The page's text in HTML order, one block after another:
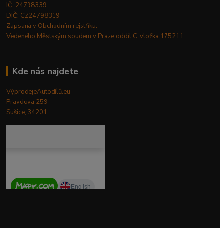
IČ: 24798339
DIČ: CZ24798339
Zapsaná v Obchodním rejstříku.
Vedeného Městským soudem v Praze oddíl C, vložka 175211
Kde nás najdete
VýprodejeAutodílů.eu
Pravdova 259
Sušice, 34201